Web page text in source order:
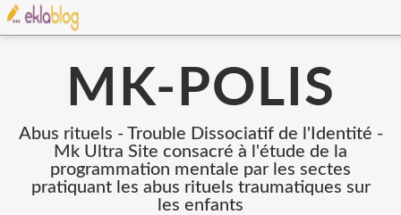
MK-POLIS
Abus rituels - Trouble Dissociatif de l'Identité -
Mk Ultra Site consacré à l'étude de la
programmation mentale par les sectes
pratiquant les abus rituels traumatiques sur
les enfants